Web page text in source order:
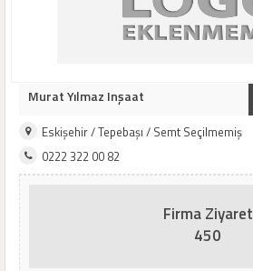
Murat Yılmaz Inşaat
Eskişehir / Tepebaşı / Semt Seçilmemiş
0222 322 00 82
Firma Ziyaret
450